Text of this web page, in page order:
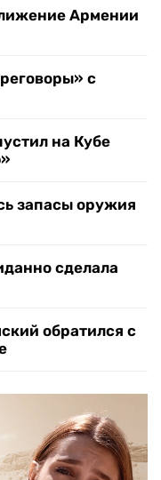
Армении
с
на Кубе
запасы оружия
сделала
обратился с